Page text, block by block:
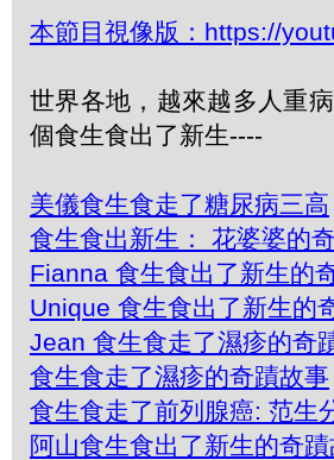
本節目視像版：https://
世界各地，越來越多人重
個食生食出了新生----
美儀食生食走了糖尿病三高
食生食出新生： 花婆婆的
Fianna 食生食出了新生的
Unique 食生食出了新生的
Jean 食生食走了濕疹的奇
食生食走了濕疹的奇蹟故事
食生食走了前列腺癌: 范生
阿山食生食出了新生的奇